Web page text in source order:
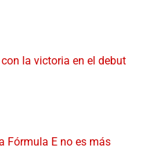
la victoria en el debut
Fórmula E no es más